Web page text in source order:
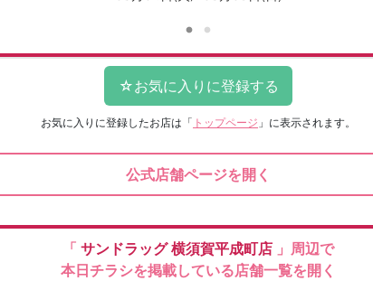
お気に入りに登録したお店は 「 トップページ 」に表示されます。
公式店舗ページを開く
「 サンドラッグ横須賀平成町店 」周辺で
本日チラシを掲載している店舗一覧を開く